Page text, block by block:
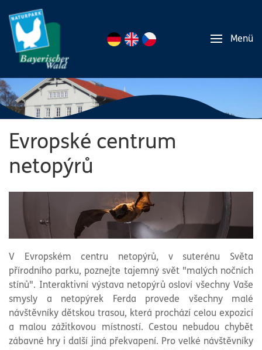
Menü
Evropské centrum
netopýrů
V Evropském centru netopýrů, v suterénu Světa
přírodního parku, poznejte tajemný svět "malých nočních
stínů". Interaktivní výstava netopýrů osloví všechny Vaše
smysly a netopýrek Ferda provede všechny malé
návštěvníky dětskou trasou, která prochází celou expozicí
a malou zážitkovou místností. Cestou nebudou chybět
zábavné hry i další jiná překvapení. Pro velké návštěvníky